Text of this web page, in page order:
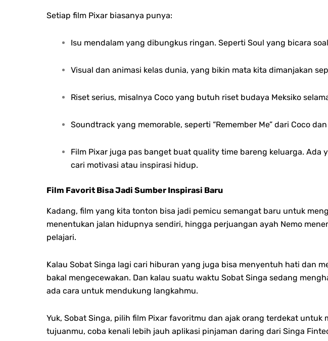
Setiap film Pixar biasanya punya:
Isu mendalam yang dibungkus ringan. Seperti Soul yang bicara
Visual dan animasi kelas dunia, yang bikin mata kita dimanjakan
Riset serius, misalnya Coco yang butuh riset budaya Meksiko
Soundtrack yang memorable, seperti “Remember Me” dari Coco dan
Film Pixar juga pas banget buat quality time bareng keluarga.
cari motivasi atau inspirasi hidup.
Film Favorit Bisa Jadi Sumber Inspirasi Baru
Kadang, film yang kita tonton bisa jadi pemicu semangat baru untuk
menentukan jalan hidupnya sendiri, hingga perjuangan ayah Nemo
pelajari.
Kalau Sobat Singa lagi cari hiburan yang juga bisa menyentuh hati dan
bakal mengecewakan. Dan kalau suatu waktu Sobat Singa sedang
ada cara untuk mendukung langkahmu.
Yuk, Sobat Singa, pilih film Pixar favoritmu dan ajak orang terdekat
tujuanmu, coba kenali lebih jauh aplikasi pinjaman daring dari Singa